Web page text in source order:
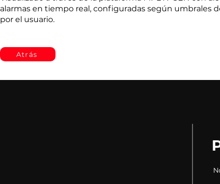
alarmas en tiempo real, configuradas según umbrales
por el usuario.
Atrás